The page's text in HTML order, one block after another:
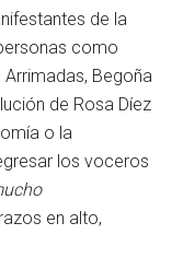
de la
como
Begoña
de Rosa Díez
o la
los voceros
en alto,